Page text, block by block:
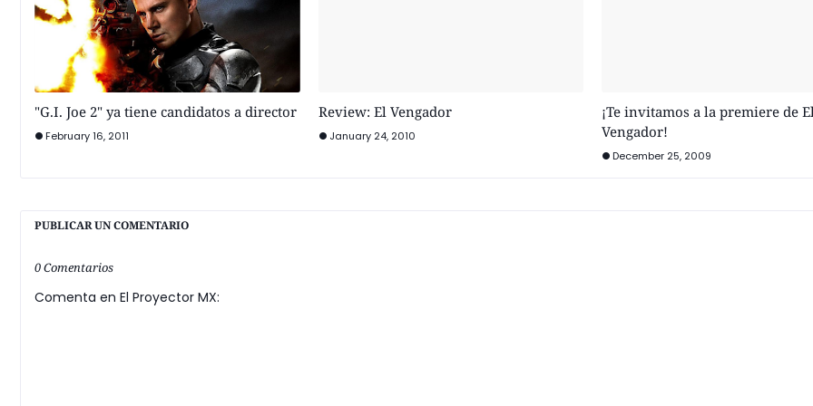
"G.I. Joe 2" ya tiene candidatos a director
February 16, 2011
Review: El Vengador
January 24, 2010
¡Te invitamos a la premiere de
Vengador!
December 25, 2009
PUBLICAR UN COMENTARIO
0 Comentarios
Comenta en El Proyector MX: